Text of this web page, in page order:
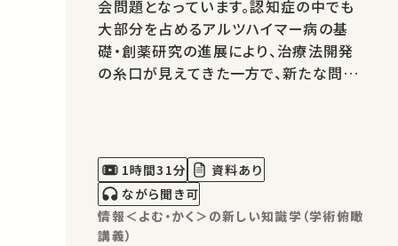
会問題となっています。認知症の中でも
大部分を占めるアルツハイマー病の基
礎・創薬研究の進展により、治療法開発
の糸口が見えてきた一方で、新たな問題
ばよいのかを考えます。 04:52 超高齢社
会と認知症 15:38 認知症の…
1時間31分
資料あり
ながら聞き可
情報＜よむ・かく＞の新しい知識学（学術俯瞰
講義）